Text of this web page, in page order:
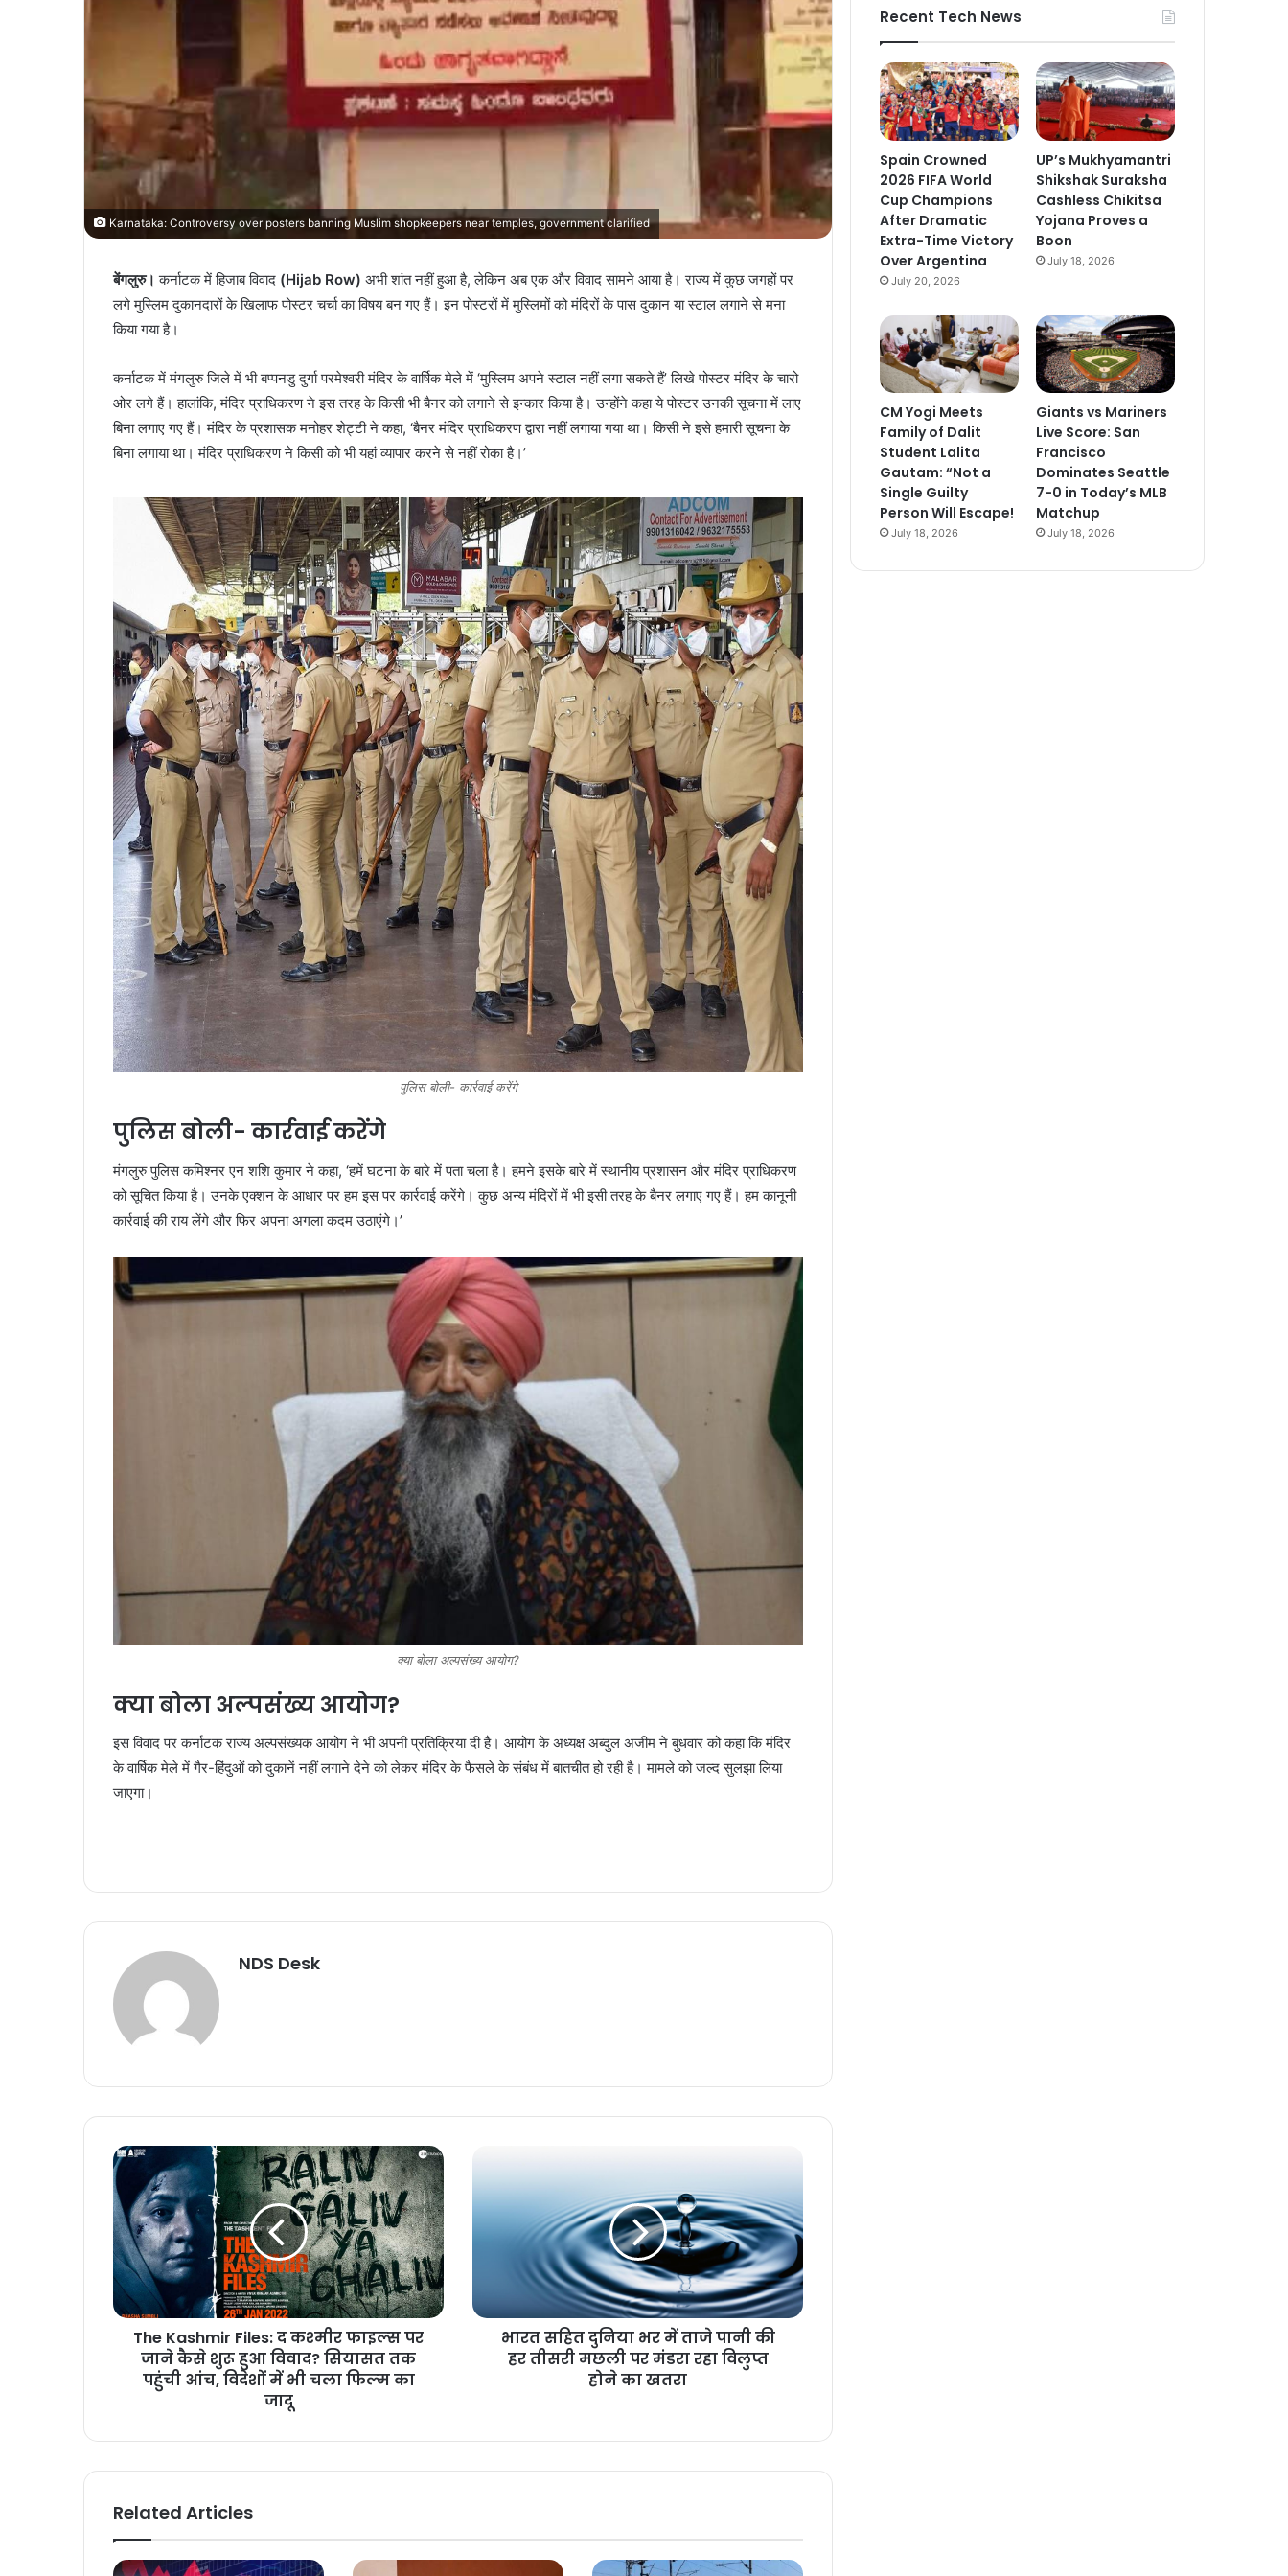
Karnataka: Controversy over posters banning Muslim shopkeepers near temples, government clarified
बेंगलुरु। कर्नाटक में हिजाब विवाद (Hijab Row) अभी शांत नहीं हुआ है, लेकिन अब एक और विवाद सामने आया है। राज्य में कुछ जगहों पर
लगे मुस्लिम दुकानदारों के खिलाफ पोस्टर चर्चा का विषय बन गए हैं। इन पोस्टरों में मुस्लिमों को मंदिरों के पास दुकान या स्टाल लगाने से मना
किया गया है।
कर्नाटक में मंगलुरु जिले में भी बप्पनडु दुर्गा परमेश्वरी मंदिर के वार्षिक मेले में ‘मुस्लिम अपने स्टाल नहीं लगा सकते हैं’ लिखे पोस्टर मंदिर के चारो
ओर लगे हैं। हालांकि, मंदिर प्राधिकरण ने इस तरह के किसी भी बैनर को लगाने से इन्कार किया है। उन्होंने कहा ये पोस्टर उनकी सूचना में लाए
बिना लगाए गए हैं। मंदिर के प्रशासक मनोहर शेट्टी ने कहा, ‘बैनर मंदिर प्राधिकरण द्वारा नहीं लगाया गया था। किसी ने इसे हमारी सूचना के
बिना लगाया था। मंदिर प्राधिकरण ने किसी को भी यहां व्यापार करने से नहीं रोका है।’
पुलिस बोली- कार्रवाई करेंगे
पुलिस बोली- कार्रवाई करेंगे
मंगलुरु पुलिस कमिश्नर एन शशि कुमार ने कहा, ‘हमें घटना के बारे में पता चला है। हमने इसके बारे में स्थानीय प्रशासन और मंदिर प्राधिकरण
को सूचित किया है। उनके एक्शन के आधार पर हम इस पर कार्रवाई करेंगे। कुछ अन्य मंदिरों में भी इसी तरह के बैनर लगाए गए हैं। हम कानूनी
कार्रवाई की राय लेंगे और फिर अपना अगला कदम उठाएंगे।’
क्या बोला अल्पसंख्य आयोग?
क्या बोला अल्पसंख्य आयोग?
इस विवाद पर कर्नाटक राज्य अल्पसंख्यक आयोग ने भी अपनी प्रतिक्रिया दी है। आयोग के अध्यक्ष अब्दुल अजीम ने बुधवार को कहा कि मंदिर
के वार्षिक मेले में गैर-हिंदुओं को दुकानें नहीं लगाने देने को लेकर मंदिर के फैसले के संबंध में बातचीत हो रही है। मामले को जल्द सुलझा लिया
जाएगा।
NDS Desk
The Kashmir Files: द कश्‍मीर फाइल्‍स पर
जाने कैसे शुरू हुआ विवाद? सियासत तक
पहुंची आंच, विदेशों में भी चला फ‍िल्‍म का
जादू
भारत सहित दुनिया भर में ताजे पानी की
हर तीसरी मछली पर मंडरा रहा विलुप्त
होने का खतरा
Related Articles
Recent Tech News
Spain Crowned
2026 FIFA World
Cup Champions
After Dramatic
Extra-Time Victory
Over Argentina
July 20, 2026
UP’s Mukhyamantri
Shikshak Suraksha
Cashless Chikitsa
Yojana Proves a
Boon
July 18, 2026
CM Yogi Meets
Family of Dalit
Student Lalita
Gautam: “Not a
Single Guilty
Person Will Escape!
July 18, 2026
Giants vs Mariners
Live Score: San
Francisco
Dominates Seattle
7-0 in Today’s MLB
Matchup
July 18, 2026